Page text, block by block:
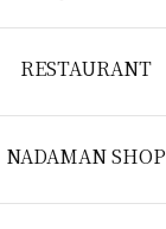
RESTAURANT
NADAMAN SHOP